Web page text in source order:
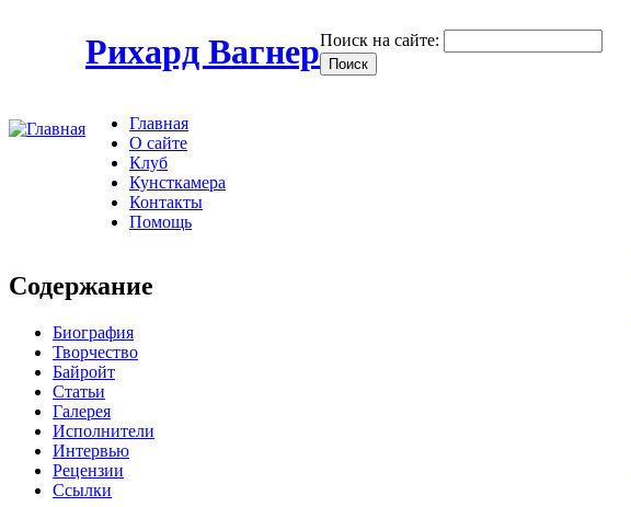
Рихард ВагнерПоиск на сайте:
Главная
О сайте
Клуб
Кунсткамера
Контакты
Помощь
Содержание
Биография
Творчество
Байройт
Статьи
Галерея
Исполнители
Интервью
Рецензии
Ссылки